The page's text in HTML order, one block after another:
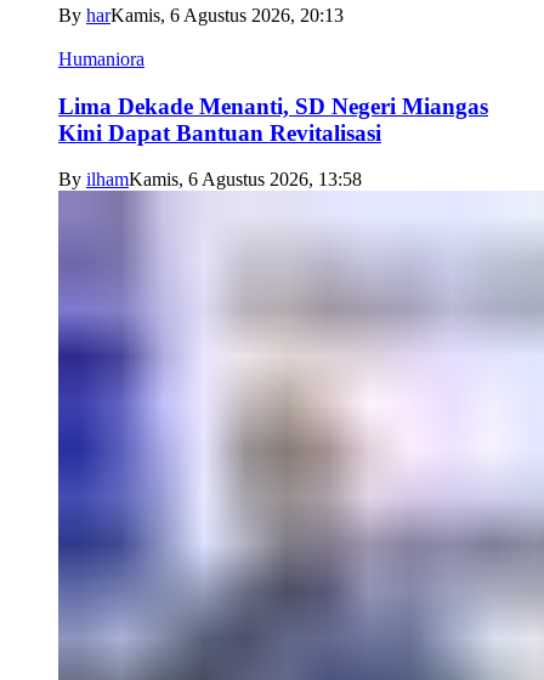
By harKamis, 6 Agustus 2026, 20:13
Humaniora
Lima Dekade Menanti, SD Negeri Miangas
Kini Dapat Bantuan Revitalisasi
By ilhamKamis, 6 Agustus 2026, 13:58